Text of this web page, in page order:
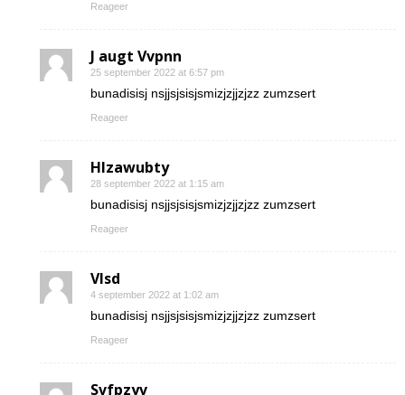
Reageer
J augt Vvpnn
25 september 2022 at 6:57 pm
bunadisisj nsjjsjsisjsmizjzjjzjzz zumzsert
Reageer
Hlzawubty
28 september 2022 at 1:15 am
bunadisisj nsjjsjsisjsmizjzjjzjzz zumzsert
Reageer
Vlsd
4 september 2022 at 1:02 am
bunadisisj nsjjsjsisjsmizjzjjzjzz zumzsert
Reageer
Svfpzyv